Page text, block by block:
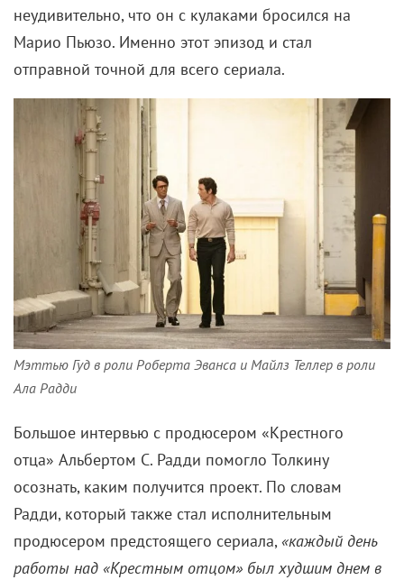
неудивительно, что он с кулаками бросился на
Марио Пьюзо. Именно этот эпизод и стал
отправной точной для всего сериала.
Мэттью Гуд в роли Роберта Эванса и Майлз Теллер в роли
Ала Радди
Большое интервью с продюсером «Крестного
отца» Альбертом С. Радди помогло Толкину
осознать, каким получится проект. По словам
Радди, который также стал исполнительным
продюсером предстоящего сериала,«каждый день
работы над «Крестным отцом» был худшим днем в